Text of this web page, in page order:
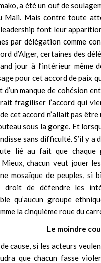
a été un ouf de
Mali. Mais contre toute
font leur
par délégation comme
d’Alger, certaines des
jour à l’intérieur même
pour cet accord de paix
d’un manque de cohésion
fragiliser l’accord qui
cet accord n’allait pas
sous la gorge. Et
sans difficulté. S’il y a
lié au fait que chaque
Mieux, chacun veut jouer
mosaïque de peuples, si
droit de défendre les
qu’aucun groupe
la cinquième roue du
Le moindre
cause, si les acteurs
que chacun fasse